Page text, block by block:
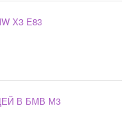
X3 E83
В БМВ М3